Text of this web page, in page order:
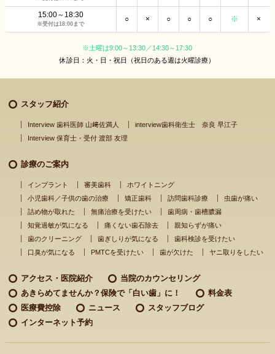
15:00～18:30
※受付は18:00まで
○ × ○ ○ ○ ※ ×
※土曜は9:00～13:30／14:30～17:30
休診日：火・日・祝日（祝日のある週は火曜診療）
スタッフ紹介
Interview 歯科医師 山﨑佐満人
interview歯科衛生士 奈良 早江子
Interview 保育士・受付 渡部 友理
診療のご案内
インプラント 審美歯科
ホワイトニング
小児歯科／子供の歯の治療
矯正歯科 訪問歯科診療
虫歯が痛い
詰め物が取れた
無痛治療を受けたい
歯周病・歯槽膿漏
知覚過敏が気になる
痛くない歯石除去
親知らずが痛い
歯のクリーニング
歯ぎしりが気になる
歯科検診を受けたい
口臭が気になる
PMTCを受けたい 歯が欠けた ヤニ取りをしたい
アクセス・医院紹介
当院のカウンセリング
あきらめてませんか？ 保険で「白い歯」に！
料金表
医療費控除
ニュース
スタッフブログ
インターネット予約